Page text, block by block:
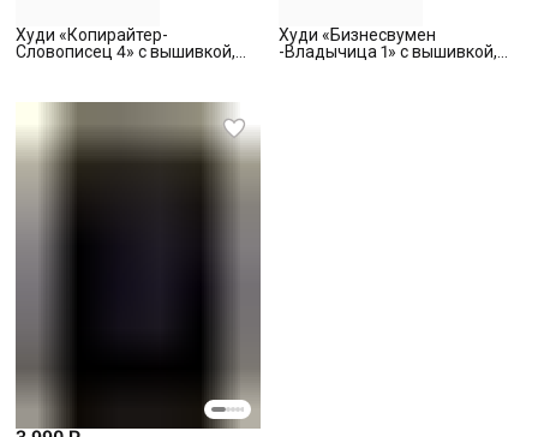
Худи «Копирайтер-
Словописец 4» с вышивкой,
Худи «Бизнесвумен
-Владычица 1» с вышивкой,